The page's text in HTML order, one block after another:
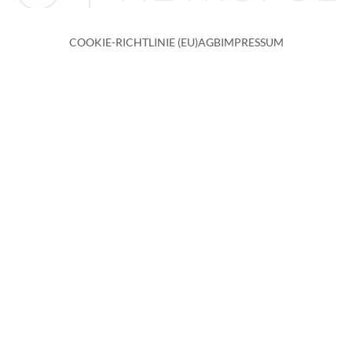
COOKIE-RICHTLINIE (EU)AGBIMPRESSUM